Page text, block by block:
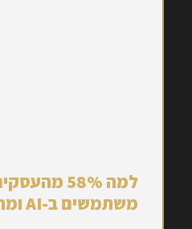
למה 58%
משתמשים ב-AI ומה קורה לשאר